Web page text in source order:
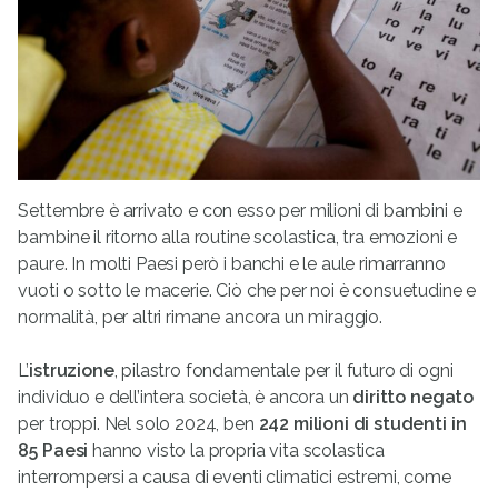
Settembre è arrivato e con esso per milioni di bambini e
bambine il ritorno alla routine scolastica, tra emozioni e
paure. In molti Paesi però i banchi e le aule rimarranno
vuoti o sotto le macerie. Ciò che per noi è consuetudine e
normalità, per altri rimane ancora un miraggio.
L’istruzione, pilastro fondamentale per il futuro di ogni
individuo e dell’intera società, è ancora un diritto negato
per troppi. Nel solo 2024, ben 242 milioni di studenti in
85 Paesihanno visto la propria vita scolastica
interrompersi a causa di eventi climatici estremi, come